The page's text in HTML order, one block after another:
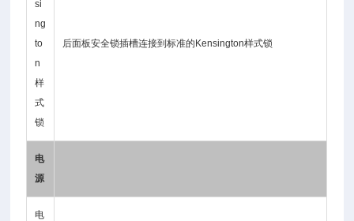
si
ng
to
n
样
式
锁
后面板安全锁插槽连接到标准的Kensington样式锁
电
源
电